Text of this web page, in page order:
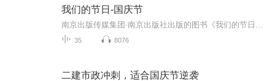
我们的节日-国庆节
35 8076
二建市政冲刺，适合国庆节逆袭